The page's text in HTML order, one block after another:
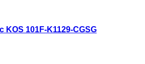
KOS 101F-K1129-CGSG